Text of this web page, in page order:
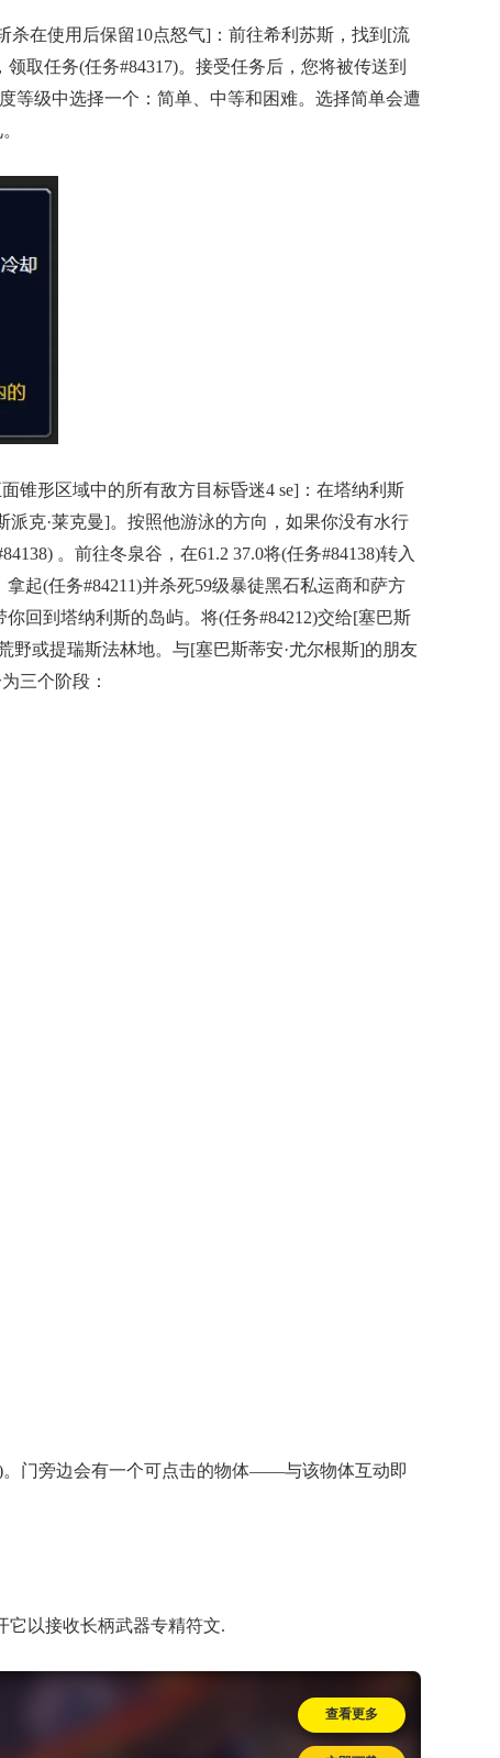
在使用后保留10点怒气]：前往希利苏斯，找到[流
取任务(任务#84317)。接受任务后，您将被传送到
等级中选择一个：简单、中等和困难。选择简单会遭
锥形区域中的所有敌方目标昏迷4 se]：在塔纳利斯
派克·莱克曼]。按照他游泳的方向，如果你没有水行
。前往冬泉谷，在61.2 37.0将(任务#84138)转入
起(任务#84211)并杀死59级暴徒黑石私运商和萨方
回到塔纳利斯的岛屿。将(任务#84212)交给[塞巴斯
野或提瑞斯法林地。与[塞巴斯蒂安·尤尔根斯]的朋友
三个阶段：
。门旁边会有一个可点击的物体——与该物体互动即
它以接收长柄武器专精符文.
查看更多